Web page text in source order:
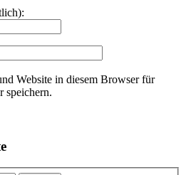
Website in diesem Browser für
speichern.